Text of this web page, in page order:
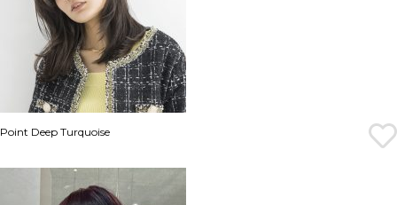
Point Deep Turquoise